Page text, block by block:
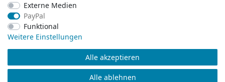
Durchschnittliche Bewertung von
Bewertungsgrundlage des Anbieters: 5 Verkaufs- und 3 Bewertungsplattformen
© Copyright 2026 klamato.de | Alle Rechte vorbehalten.
Externe Medien
PayPal
Funktional
Weitere Einstellungen
Alle akzeptieren
Alle ablehnen
Externe Medien
PayPal
Funktional
Weitere Einstellungen
Alle akzeptieren
Alle ablehnen